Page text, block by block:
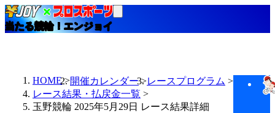
当たる競輪！エンジョイ
HOME 開催カレンダー
レースプログラム
レース結果・払戻金一覧
玉野競輪 2025年5月29日 レース結果詳細